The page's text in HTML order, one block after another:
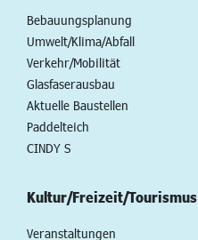
Bebauungsplanung
Umwelt/Klima/Abfall
Verkehr/Mobilität
Glasfaserausbau
Aktuelle Baustellen
Paddelteich
CINDY S
Kultur/Freizeit/Tourismus
Veranstaltungen